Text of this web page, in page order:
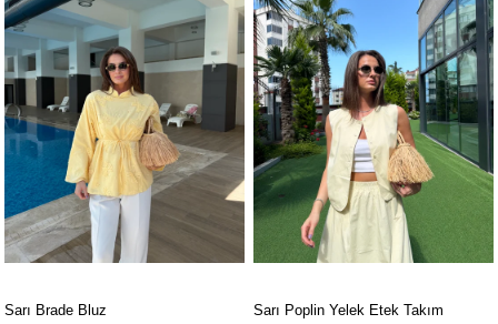
Sarı Brade Bluz Sarı Poplin Yelek Etek Takım